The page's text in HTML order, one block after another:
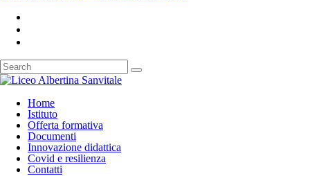
Home
Istituto
Offerta formativa
Documenti
Innovazione didattica
Covid e resilienza
Contatti